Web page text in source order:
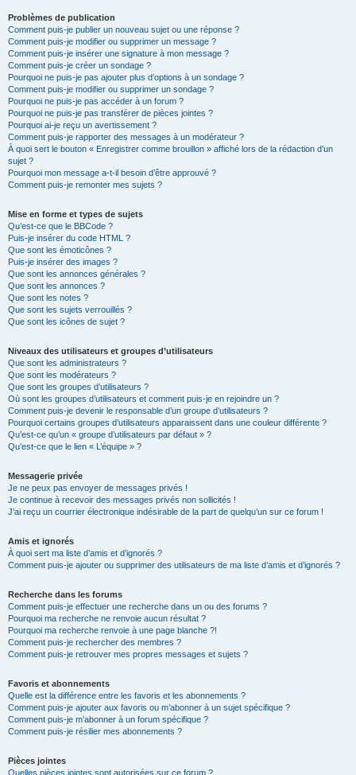
Problèmes de publication
Comment puis-je publier un nouveau sujet ou une réponse ?
Comment puis-je modifier ou supprimer un message ?
Comment puis-je insérer une signature à mon message ?
Comment puis-je créer un sondage ?
Pourquoi ne puis-je pas ajouter plus d’options à un sondage ?
Comment puis-je modifier ou supprimer un sondage ?
Pourquoi ne puis-je pas accéder à un forum ?
Pourquoi ne puis-je pas transférer de pièces jointes ?
Pourquoi ai-je reçu un avertissement ?
Comment puis-je rapporter des messages à un modérateur ?
À quoi sert le bouton « Enregistrer comme brouillon » affiché lors de la rédaction d’un
sujet ?
Pourquoi mon message a-t-il besoin d’être approuvé ?
Comment puis-je remonter mes sujets ?
Mise en forme et types de sujets
Qu’est-ce que le BBCode ?
Puis-je insérer du code HTML ?
Que sont les émoticônes ?
Puis-je insérer des images ?
Que sont les annonces générales ?
Que sont les annonces ?
Que sont les notes ?
Que sont les sujets verrouillés ?
Que sont les icônes de sujet ?
Niveaux des utilisateurs et groupes d’utilisateurs
Que sont les administrateurs ?
Que sont les modérateurs ?
Que sont les groupes d’utilisateurs ?
Où sont les groupes d’utilisateurs et comment puis-je en rejoindre un ?
Comment puis-je devenir le responsable d’un groupe d’utilisateurs ?
Pourquoi certains groupes d’utilisateurs apparaissent dans une couleur différente ?
Qu’est-ce qu’un « groupe d’utilisateurs par défaut » ?
Qu’est-ce que le lien « L’équipe » ?
Messagerie privée
Je ne peux pas envoyer de messages privés !
Je continue à recevoir des messages privés non sollicités !
J’ai reçu un courrier électronique indésirable de la part de quelqu’un sur ce forum !
Amis et ignorés
À quoi sert ma liste d’amis et d’ignorés ?
Comment puis-je ajouter ou supprimer des utilisateurs de ma liste d’amis et d’ignorés ?
Recherche dans les forums
Comment puis-je effectuer une recherche dans un ou des forums ?
Pourquoi ma recherche ne renvoie aucun résultat ?
Pourquoi ma recherche renvoie à une page blanche ?!
Comment puis-je rechercher des membres ?
Comment puis-je retrouver mes propres messages et sujets ?
Favoris et abonnements
Quelle est la différence entre les favoris et les abonnements ?
Comment puis-je ajouter aux favoris ou m’abonner à un sujet spécifique ?
Comment puis-je m’abonner à un forum spécifique ?
Comment puis-je résilier mes abonnements ?
Pièces jointes
Quelles pièces jointes sont autorisées sur ce forum ?